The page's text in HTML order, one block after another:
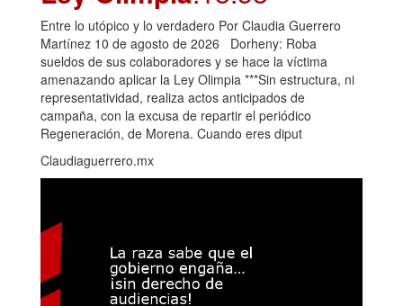
Entre lo utópico y lo verdadero Por Claudia Guerrero
Martínez 10 de agosto de 2026 Dorheny: Roba
sueldos de sus colaboradores y se hace la víctima
amenazando aplicar la Ley Olimpia ***Sin estructura, ni
representatividad, realiza actos anticipados de
campaña, con la excusa de repartir el periódico
Regeneración, de Morena. Cuando eres diput
Claudiaguerrero.mx